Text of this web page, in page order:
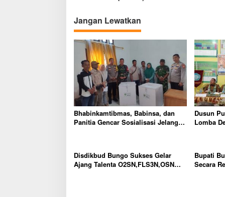
i
g
a
s
i
p
o
s
Jangan Lewatkan
Bhabinkamtibmas, Babinsa, dan
Panitia Gencar Sosialisasi Jelang
Dusun
Lomba
Disdikbud Bungo Sukses Gelar
Ajang Talenta O2SN,FLS3N,OSN
Bupati
Secara